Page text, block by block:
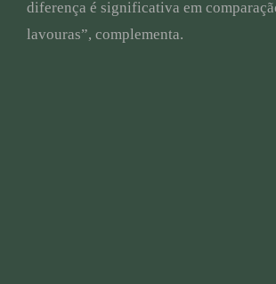
diferença é significativa em
lavouras”, complementa.